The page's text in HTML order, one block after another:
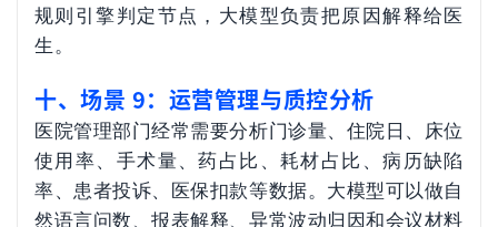
规则引擎判定节点，大模型负责把原因解释给医
生。
十、场景 9：运营管理与质控分析
医院管理部门经常需要分析门诊量、住院日、床位
使用率、手术量、药占比、耗材占比、病历缺陷
率、患者投诉、医保扣款等数据。大模型可以做自
然语言问数、报表解释、异常波动归因和会议材料